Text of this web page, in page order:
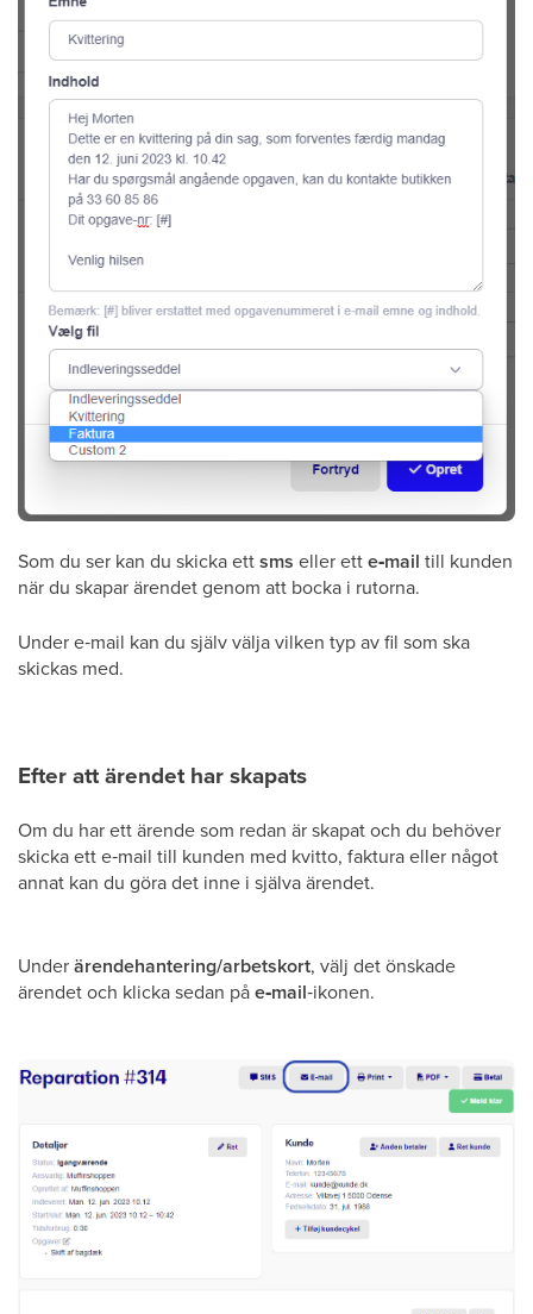
Som du ser kan du skicka ettsms eller ette‑mail till kunden
när du skapar ärendet genom att bocka i rutorna.
Under e‑mail kan du själv välja vilken typ av fil som ska
skickas med.
Efter att ärendet har skapats
Om du har ett ärende som redan är skapat och du behöver
skicka ett e‑mail till kunden med kvitto, faktura eller något
annat kan du göra det inne i själva ärendet.
Underärendehantering/arbetskort, välj det önskade
ärendet och klicka sedan påe‑mail‑ikonen.